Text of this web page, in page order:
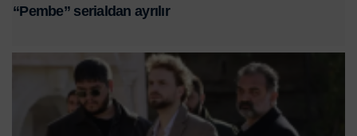
“Pembe” serialdan ayrılır